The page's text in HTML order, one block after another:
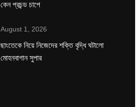
কেন প্রচন্ড চাপে
August 1, 2026
ছাংতেকে নিয়ে নিজেদের শক্তি বৃদ্ধি ঘটালো
মোহনবাগান সুপার